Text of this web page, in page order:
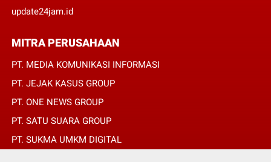
update24jam.id
MITRA PERUSAHAAN
PT. MEDIA KOMUNIKASI INFORMASI
PT. JEJAK KASUS GROUP
PT. ONE NEWS GROUP
PT. SATU SUARA GROUP
PT. SUKMA UMKM DIGITAL